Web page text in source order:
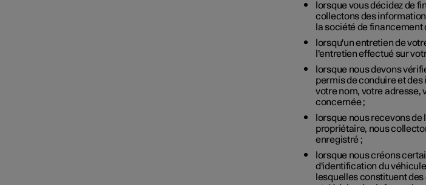
lorsque vous décidez de
collectons des
la société de
lorsqu'un entretien de
l'entretien effectué sur
lorsque nous devons
permis de conduire et
votre nom, votre adresse,
concernée ;
lorsque nous recevons
propriétaire, nous
enregistré ;
lorsque nous créons
d'identification du
lesquelles constituent